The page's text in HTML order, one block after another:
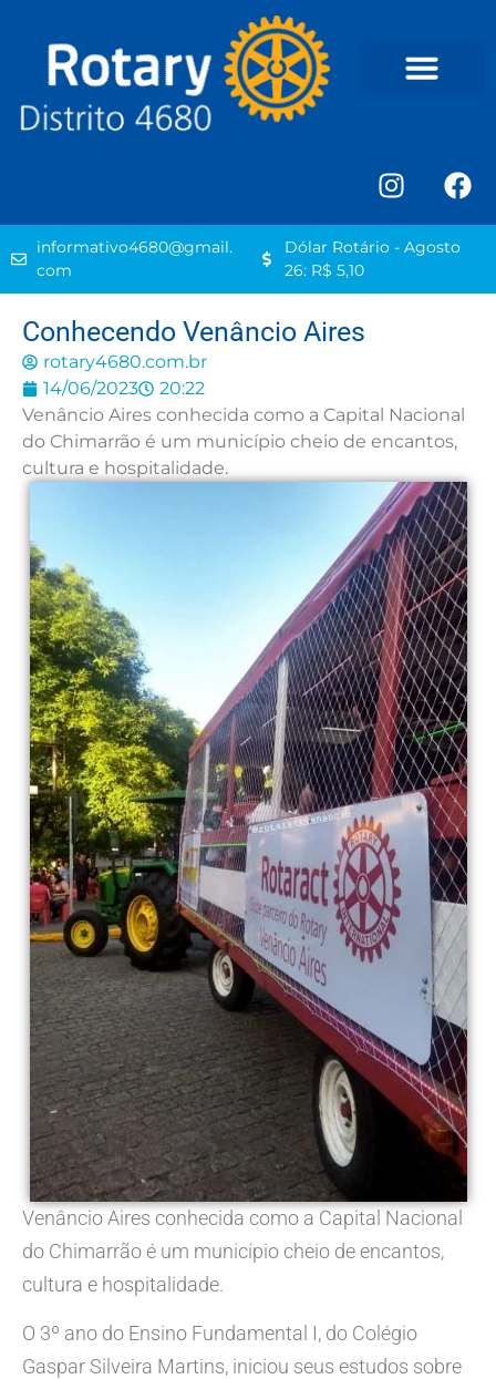
informativo4680@gmail.
com
Dólar Rotário - Agosto
26: R$ 5,10
Conhecendo Venâncio Aires
rotary4680.com.br
14/06/2023
20:22
Venâncio Aires conhecida como a Capital Nacional
do Chimarrão é um município cheio de encantos,
cultura e hospitalidade.
Venâncio Aires conhecida como a Capital Nacional
do Chimarrão é um município cheio de encantos,
cultura e hospitalidade.
O 3º ano do Ensino Fundamental I, do Colégio
Gaspar Silveira Martins, iniciou seus estudos sobre